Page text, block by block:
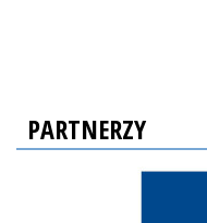
PARTNERZY